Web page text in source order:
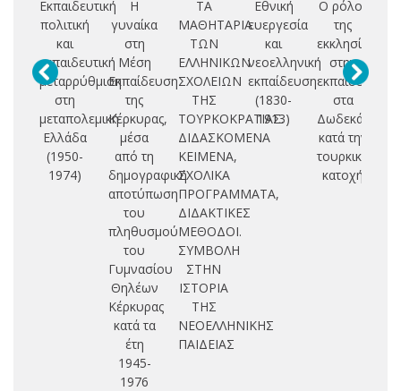
Εκπαιδευτική
πολιτική
και
εκπαιδευτική
μεταρρύθμιση
στη
μεταπολεμική
Ελλάδα
(1950-
1974)
Η
γυναίκα
στη
Μέση
Εκπαίδευση
της
Κέρκυρας,
μέσα
από τη
δημογραφική
αποτύπωση
του
πληθυσμού
του
Γυμνασίου
Θηλέων
Κέρκυρας
κατά τα
έτη
1945-
1976
ΤΑ
ΜΑΘΗΤΑΡΙΑ
ΤΩΝ
ΕΛΛΗΝΙΚΩΝ
ΣΧΟΛΕΙΩΝ
ΤΗΣ
ΤΟΥΡΚΟΚΡΑΤΙΑΣ.
ΔΙΔΑΣΚΟΜΕΝΑ
ΚΕΙΜΕΝΑ,
ΣΧΟΛΙΚΑ
ΠΡΟΓΡΑΜΜΑΤΑ,
ΔΙΔΑΚΤΙΚΕΣ
ΜΕΘΟΔΟΙ.
ΣΥΜΒΟΛΗ
ΣΤΗΝ
ΙΣΤΟΡΙΑ
ΤΗΣ
ΝΕΟΕΛΛΗΝΙΚΗΣ
ΠΑΙΔΕΙΑΣ
Εθνική
ευεργεσία
και
νεοελληνική
εκπαίδευση
(1830-
1913)
Ο ρόλος
της
εκκλησίας
στην
εκπαίδευση
στα
Δωδεκάνησα
κατά την
τουρκική
κατοχή